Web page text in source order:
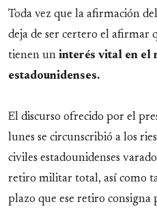
Toda vez que la afirmación
deja de ser certero el afirmar
tienen un interés vital en el
estadounidenses.
El discurso ofrecido por el
lunes se circunscribió a los
civiles estadounidenses
retiro militar total, así como
plazo que ese retiro consigna